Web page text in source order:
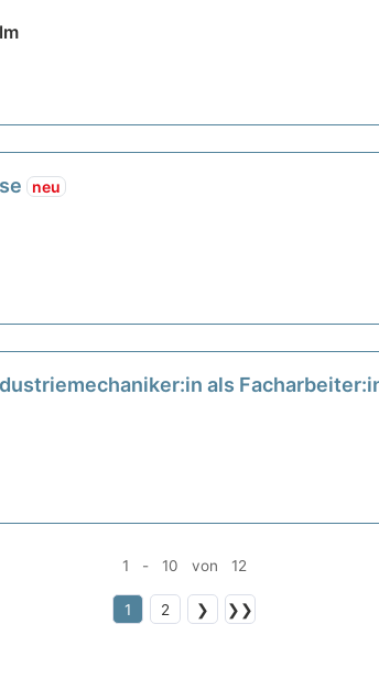
neu
als
1 - 10 von 12
1 2 ❯ ❯❯